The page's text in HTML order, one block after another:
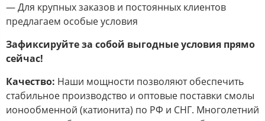
— Для крупных заказов и постоянных клиентов
предлагаем особые условия
Зафиксируйте за собой выгодные условия прямо
сейчас!
Качество: Наши мощности позволяют обеспечить
стабильное производство и оптовые поставки смолы
ионообменной (катионита) по РФ и СНГ. Многолетний